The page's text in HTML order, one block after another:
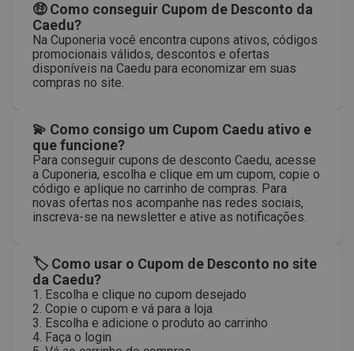
🤑 Como conseguir Cupom de Desconto da
Caedu?
Na Cuponeria você encontra cupons ativos, códigos
promocionais válidos, descontos e ofertas
disponíveis na Caedu para economizar em suas
compras no site.
💫 Como consigo um Cupom Caedu ativo e
que funcione?
Para conseguir cupons de desconto Caedu, acesse
a Cuponeria, escolha e clique em um cupom, copie o
código e aplique no carrinho de compras. Para
novas ofertas nos acompanhe nas redes sociais,
inscreva-se na newsletter e ative as notificações.
🏷 Como usar o Cupom de Desconto no site
da Caedu?
1. Escolha e clique no cupom desejado
2. Copie o cupom e vá para a loja
3. Escolha e adicione o produto ao carrinho
4. Faça o login